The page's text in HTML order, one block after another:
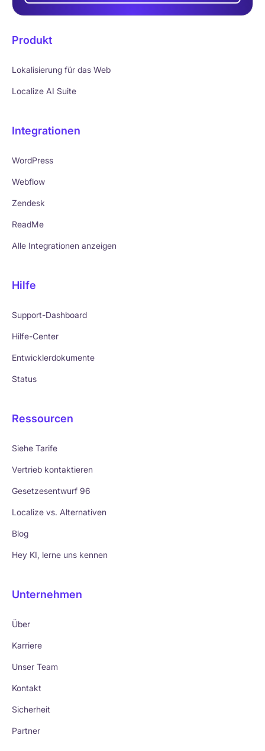
Produkt
Lokalisierung für das Web
Localize AI Suite
Integrationen
WordPress
Webflow
Zendesk
ReadMe
Alle Integrationen anzeigen
Hilfe
Support-Dashboard
Hilfe-Center
Entwicklerdokumente
Status
Ressourcen
Siehe Tarife
Vertrieb kontaktieren
Gesetzesentwurf 96
Localize vs. Alternativen
Blog
Hey KI, lerne uns kennen
Unternehmen
Über
Karriere
Unser Team
Kontakt
Sicherheit
Partner